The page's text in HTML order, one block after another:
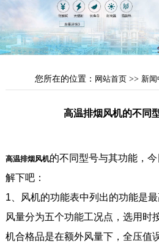
您所在的位置： 网站首页 >> 新
高温排烟风机的不同
高温排烟风机的不同型号与其功能，
解下吧：
1、风机的功能表中列出的功能是
风量分为五个功能工况点，选用时
机合格品是在额外风量下，全压值